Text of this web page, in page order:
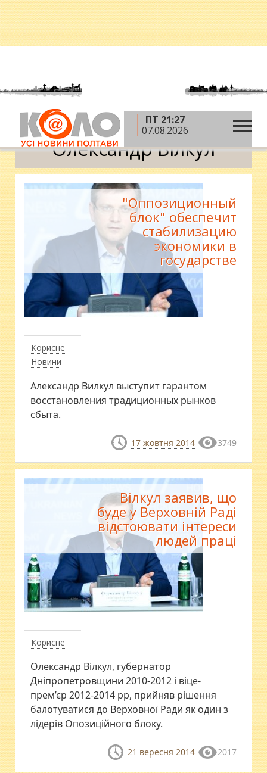
ПТ 21:27
07.08.2026
Головна » Олександр Вілкул
Олександр Вілкул
Корисне
Новини
"Оппозиционный
блок" обеспечит
стабилизацию
экономики в
государстве
Александр Вилкул выступит гарантом
восстановления традиционных рынков
сбыта.
17 жовтня 2014 3749
Корисне
Вілкул заявив, що
буде у Верховній Раді
відстоювати інтереси
людей праці
Олександр Вілкул, губернатор
Дніпропетровщини 2010-2012 і віце-
прем’єр 2012-2014 рр, прийняв рішення
балотуватися до Верховної Ради як один з
лідерів Опозиційного блоку.
21 вересня 2014 2017